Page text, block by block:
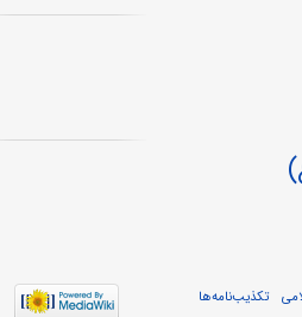
تکذیب‌نامه‌ها